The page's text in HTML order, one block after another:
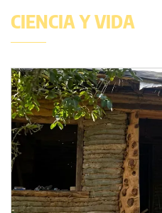
CIENCIA Y VIDA